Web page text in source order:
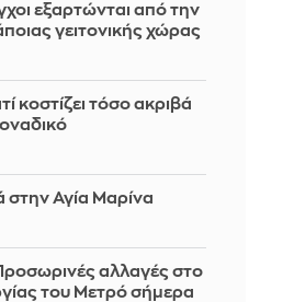
εξαρτώνται από την
γειτονικής χώρας
κοστίζει τόσο ακριβά
στην Αγία Μαρίνα
αλλαγές στο
του Μετρό σήμερα